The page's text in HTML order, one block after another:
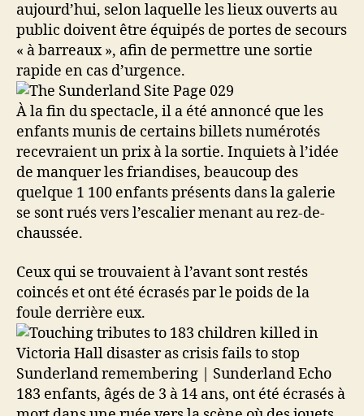
aujourd’hui, selon laquelle les lieux ouverts au
public doivent être équipés de portes de secours
« à barreaux », afin de permettre une sortie
rapide en cas d’urgence.
À la fin du spectacle, il a été annoncé que les
enfants munis de certains billets numérotés
recevraient un prix à la sortie. Inquiets à l’idée
de manquer les friandises, beaucoup des
quelque 1 100 enfants présents dans la galerie
se sont rués vers l’escalier menant au rez-de-
chaussée.
Ceux qui se trouvaient à l’avant sont restés
coincés et ont été écrasés par le poids de la
foule derrière eux.
183 enfants, âgés de 3 à 14 ans, ont été écrasés à